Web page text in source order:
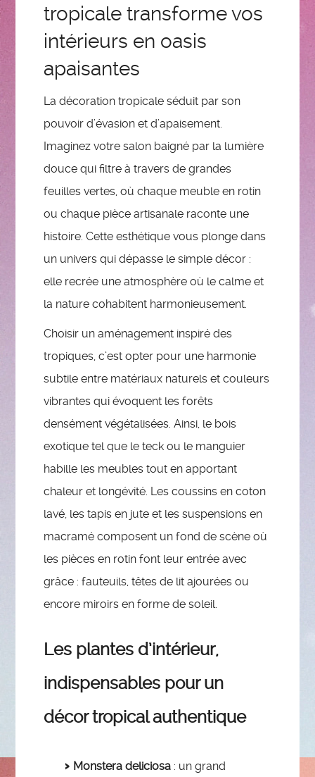
tropicale transforme vos
intérieurs en oasis
apaisantes
La décoration tropicale séduit par son
pouvoir d’évasion et d’apaisement.
Imaginez votre salon baigné par la lumière
douce qui filtre à travers de grandes
feuilles vertes, où chaque meuble en rotin
ou chaque pièce artisanale raconte une
histoire. Cette esthétique vous plonge dans
un univers qui dépasse le simple décor :
elle recrée une atmosphère où le calme et
la nature cohabitent harmonieusement.
Choisir un aménagement inspiré des
tropiques, c’est opter pour une harmonie
subtile entre matériaux naturels et couleurs
vibrantes qui évoquent les forêts
densément végétalisées. Ainsi, le bois
exotique tel que le teck ou le manguier
habille les meubles tout en apportant
chaleur et longévité. Les coussins en coton
lavé, les tapis en jute et les suspensions en
macramé composent un fond de scène où
les pièces en rotin font leur entrée avec
grâce : fauteuils, têtes de lit ajourées ou
encore miroirs en forme de soleil.
Les plantes d’intérieur,
indispensables pour un
décor tropical authentique
Monstera deliciosa : un grand